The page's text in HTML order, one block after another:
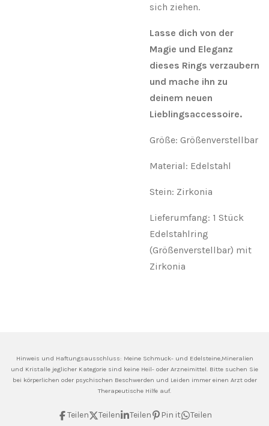
sich ziehen.
Lasse dich von der
Magie und Eleganz
dieses Rings verzaubern
und mache ihn zu
deinem neuen
Lieblingsaccessoire.
Größe: Größenverstellbar
Material: Edelstahl
Stein: Zirkonia
Lieferumfang: 1 Stück
Edelstahlring
(Größenverstellbar) mit
Zirkonia
Hinweis und Haftungsausschluss: MeineSchmuck- und Edelsteine,Mineralien
und Kristalle jeglicher Kategorie sind keine Heil- oder Arzneimittel. Bitte suchen Sie
bei körperlichen oder psychischen Beschwerden und Leiden immer einen Arzt oder
Therapeutische Hilfe auf.
Teilen Teilen Teilen Pin it Teilen